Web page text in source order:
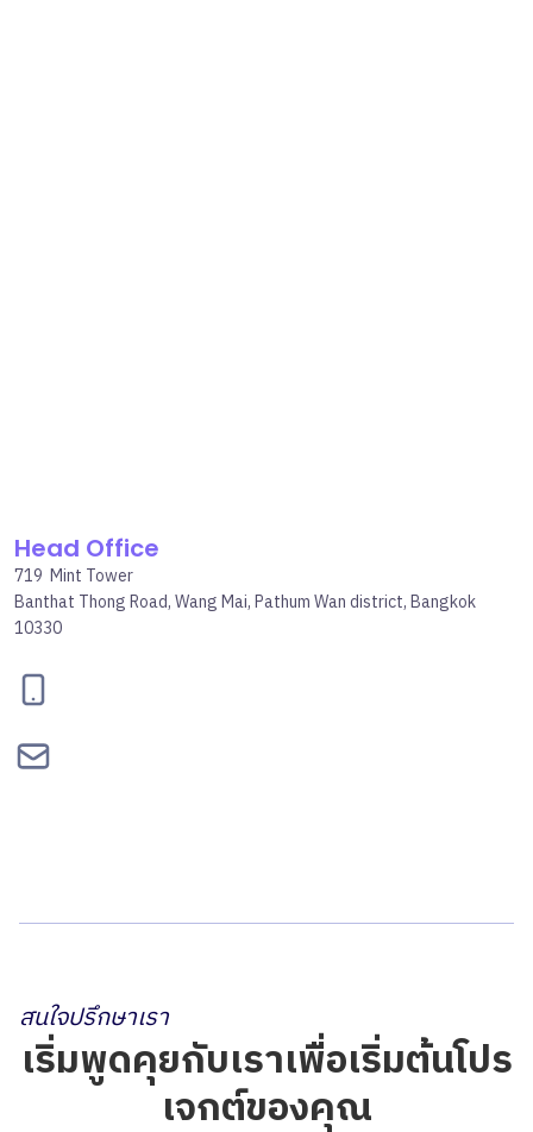
Head Office
719 Mint Tower
Banthat Thong Road, Wang Mai, Pathum Wan district, Bangkok
10330
สนใจปรึกษาเรา
เริ่มพูดคุยกับเราเพื่อเริ่มต้นโปร
เจกต์ของคุณ